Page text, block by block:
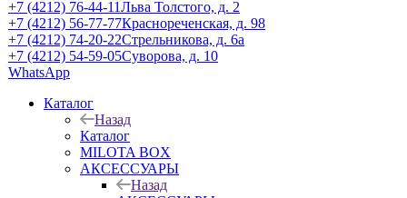
+7 (4212) 76-44-11Льва Толстого, д. 2
+7 (4212) 56-77-77Краснореченская, д. 98
+7 (4212) 74-20-22Стрельникова, д. 6а
+7 (4212) 54-59-05Суворова, д. 10
WhatsApp
Каталог
Назад
Каталог
MILOTA BOX
АКСЕССУАРЫ
Назад